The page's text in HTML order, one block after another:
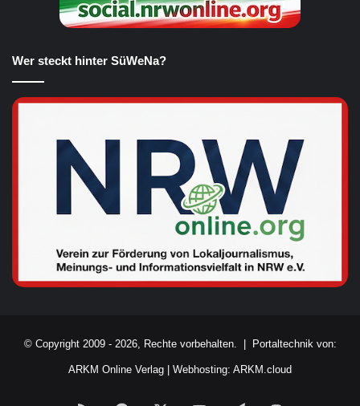
Wer steckt hinter SüWeNa?
© Copyright 2009 - 2026, Rechte vorbehalten. | Portaltechnik von:
ARKM Online Verlag Webhosting: ARKM.cloud